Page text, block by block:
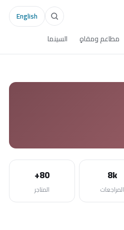
مطاعم ومقاهٍ السينما
English
8k
المراجعات
80+
المتاجر